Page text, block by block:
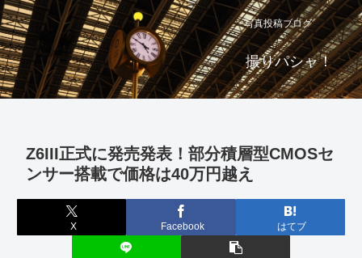
写真投稿ブログ
撮りパシャ！
Z6III正式に発売発表！部分積層型CMOSセ
ンサー搭載で価格は40万円越え
X Facebook はてブ